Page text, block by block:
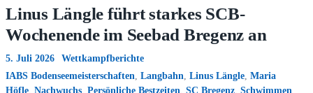
Linus Längle führt starkes SCB-
Wochenende im Seebad Bregenz an
5. Juli 2026
Wettkampfberichte
IABS Bodenseemeisterschaften Langbahn Linus Längle Maria
Höfle Nachwuchs Persönliche Bestzeiten SC Bregenz Schwimmen